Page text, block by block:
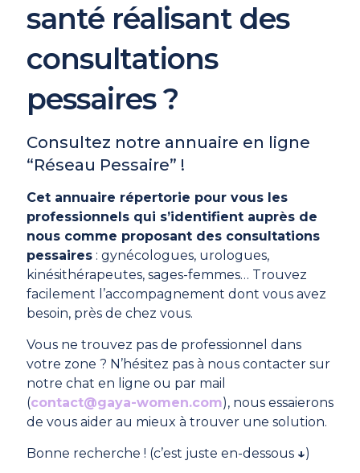
santé réalisant des
consultations
pessaires ?
Consultez notre annuaire en ligne
“Réseau Pessaire” !
Cet annuaire répertorie pour vous les
professionnels qui s’identifient auprès de
nous comme proposant des consultations
pessaires : gynécologues, urologues,
kinésithérapeutes, sages-femmes… Trouvez
facilement l’accompagnement dont vous avez
besoin, près de chez vous.
Vous ne trouvez pas de professionnel dans
votre zone ? N’hésitez pas à nous contacter sur
notre chat en ligne ou par mail
(contact@gaya-women.com), nous essaierons
de vous aider au mieux à trouver une solution.
Bonne recherche ! (c’est juste en-dessous ↓)